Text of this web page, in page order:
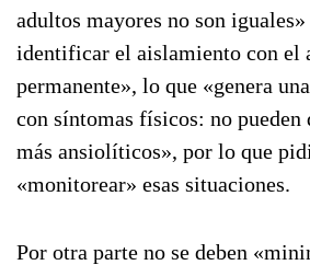
adultos mayores no son iguales»
identificar el aislamiento con el
permanente», lo que «genera
con síntomas físicos: no pueden
más ansiolíticos», por lo que
«monitorear» esas situaciones.
Por otra parte no se deben